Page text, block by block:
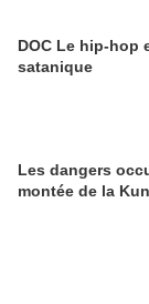
DOC Le hip-hop
satanique
Les dangers
montée de la